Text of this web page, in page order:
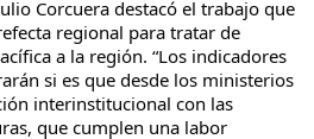
Corcuera destacó el trabajo que
regional para tratar de
a la región. “Los indicadores
si es que desde los ministerios
interinstitucional con las
que cumplen una labor